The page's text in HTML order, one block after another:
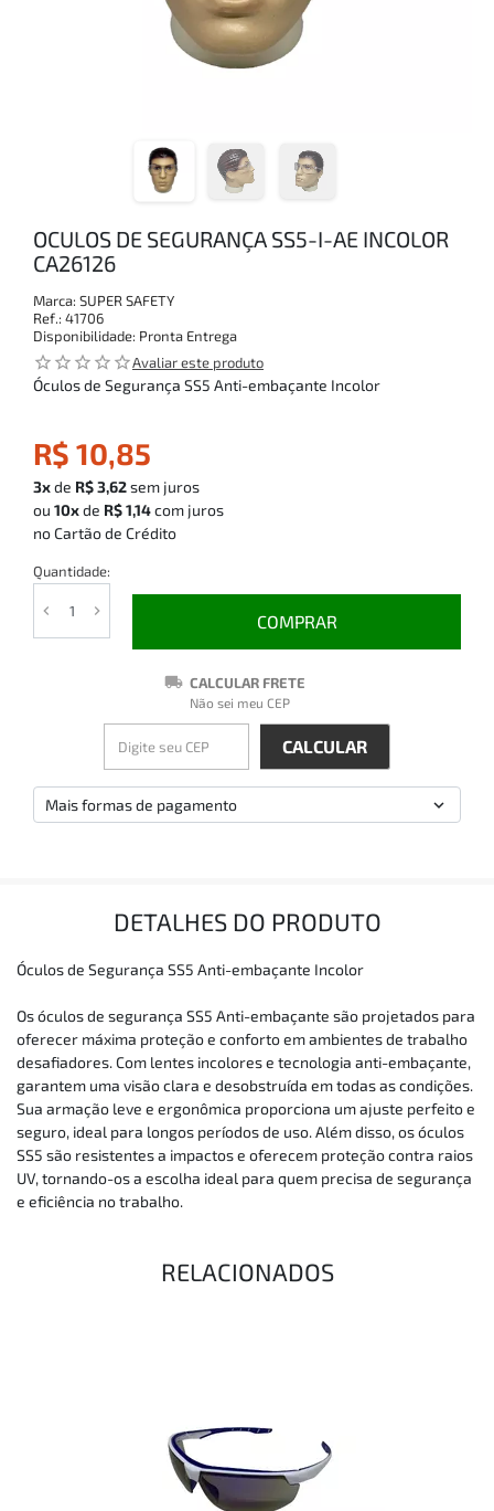
OCULOS DE SEGURANÇA SS5-I-AE INCOLOR
CA26126
Marca: SUPER SAFETY
Ref.: 41706
Disponibilidade: Pronta Entrega
star_outline star_outline star_outline star_outline star_outlineAvaliar este produto
Óculos de Segurança SS5 Anti-embaçante Incolor
R$ 10,85
3xde R$ 3,62sem juros
ou 10xde R$ 1,14com juros
no Cartão de Crédito
Quantidade:
COMPRAR
CALCULAR FRETE
Não sei meu CEP
Mais formas de pagamento
DETALHES DO PRODUTO
Óculos de Segurança SS5 Anti-embaçante Incolor
Os óculos de segurança SS5 Anti-embaçante são projetados para
oferecer máxima proteção e conforto em ambientes de trabalho
desafiadores. Com lentes incolores e tecnologia anti-embaçante,
garantem uma visão clara e desobstruída em todas as condições.
Sua armação leve e ergonômica proporciona um ajuste perfeito e
seguro, ideal para longos períodos de uso. Além disso, os óculos
SS5 são resistentes a impactos e oferecem proteção contra raios
UV, tornando-os a escolha ideal para quem precisa de segurança
e eficiência no trabalho.
RELACIONADOS